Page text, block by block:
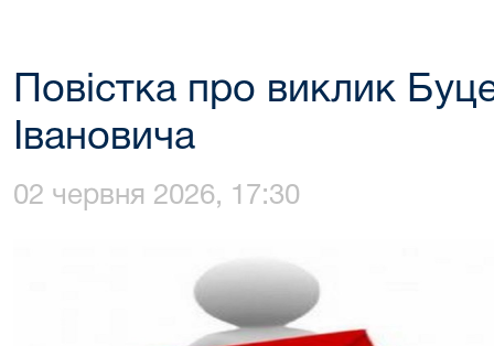
Повістка про виклик
Івановича
02 червня 2026, 17:30